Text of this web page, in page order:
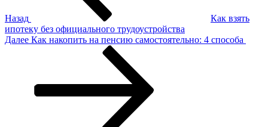
Назад
Как взять
ипотеку без официального трудоустройства
Следующая
Далее Как накопить на пенсию самостоятельно: 4 способа